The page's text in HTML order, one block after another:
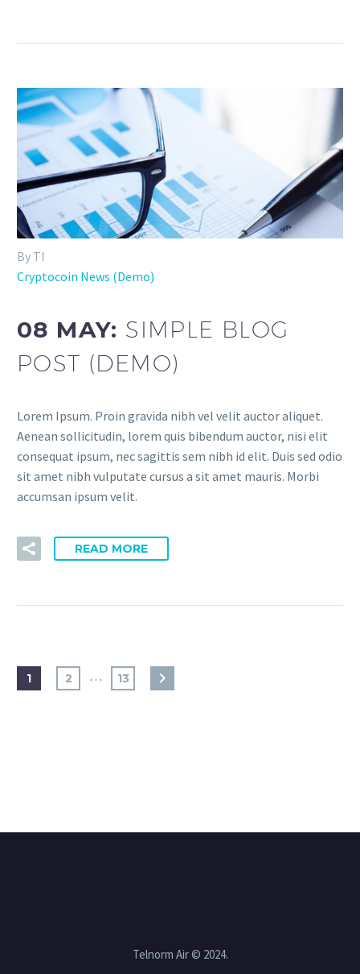
By TI
Cryptocoin News (Demo)
08 MAY: SIMPLE BLOG
POST (DEMO)
Lorem Ipsum. Proin gravida nibh vel velit auctor aliquet.
Aenean sollicitudin, lorem quis bibendum auctor, nisi elit
consequat ipsum, nec sagittis sem nibh id elit. Duis sed odio
sit amet nibh vulputate cursus a sit amet mauris. Morbi
accumsan ipsum velit.
READ MORE
1 2 … 13
Telnorm Air © 2024.